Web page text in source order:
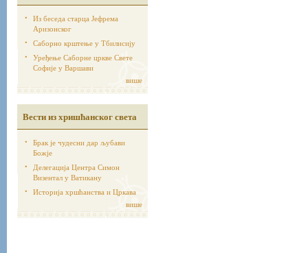
Из беседа старца Јефрема
Аризонског
Саборно крштење у Тбилисију
Уређење Саборне цркве Свете
Софије у Варшави
више
Вести из хришћанског света
Брак је чудесни дар љубави
Божје
Делегација Центра Симон
Визентал у Ватикану
Историја хршћанства и Цркава
више